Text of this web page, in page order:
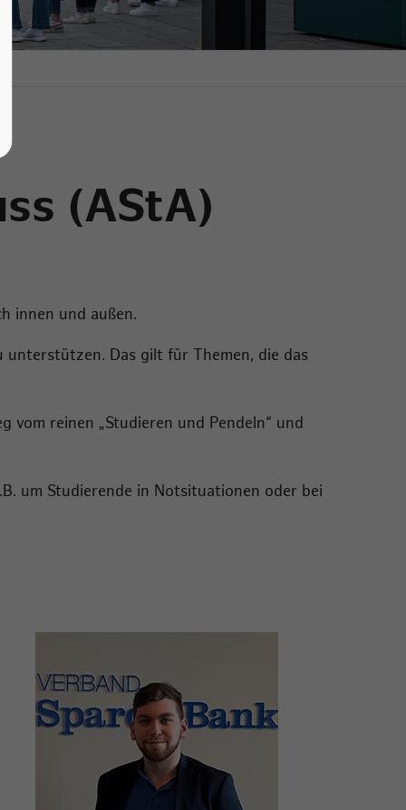
(AStA)
innen und außen.
unterstützen. Das gilt für Themen, die das
vom reinen „Studieren und Pendeln“ und
um Studierende in Notsituationen oder bei